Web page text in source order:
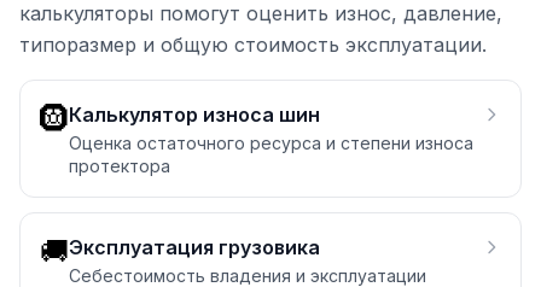
калькуляторы помогут оценить износ, давление,
типоразмер и общую стоимость эксплуатации.
🛞Калькулятор износа шин
Оценка остаточного ресурса и степени износа
протектора
🚚Эксплуатация грузовика
Себестоимость владения и эксплуатации